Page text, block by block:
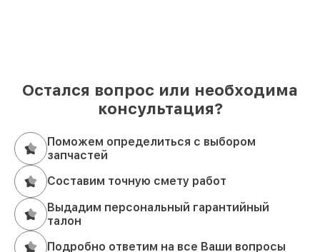
Остался вопрос или необходима
консультация?
Поможем определиться с выбором
запчастей
Составим точную смету работ
Выдадим персональный гарантийный
талон
Подробно ответим на все Ваши вопросы